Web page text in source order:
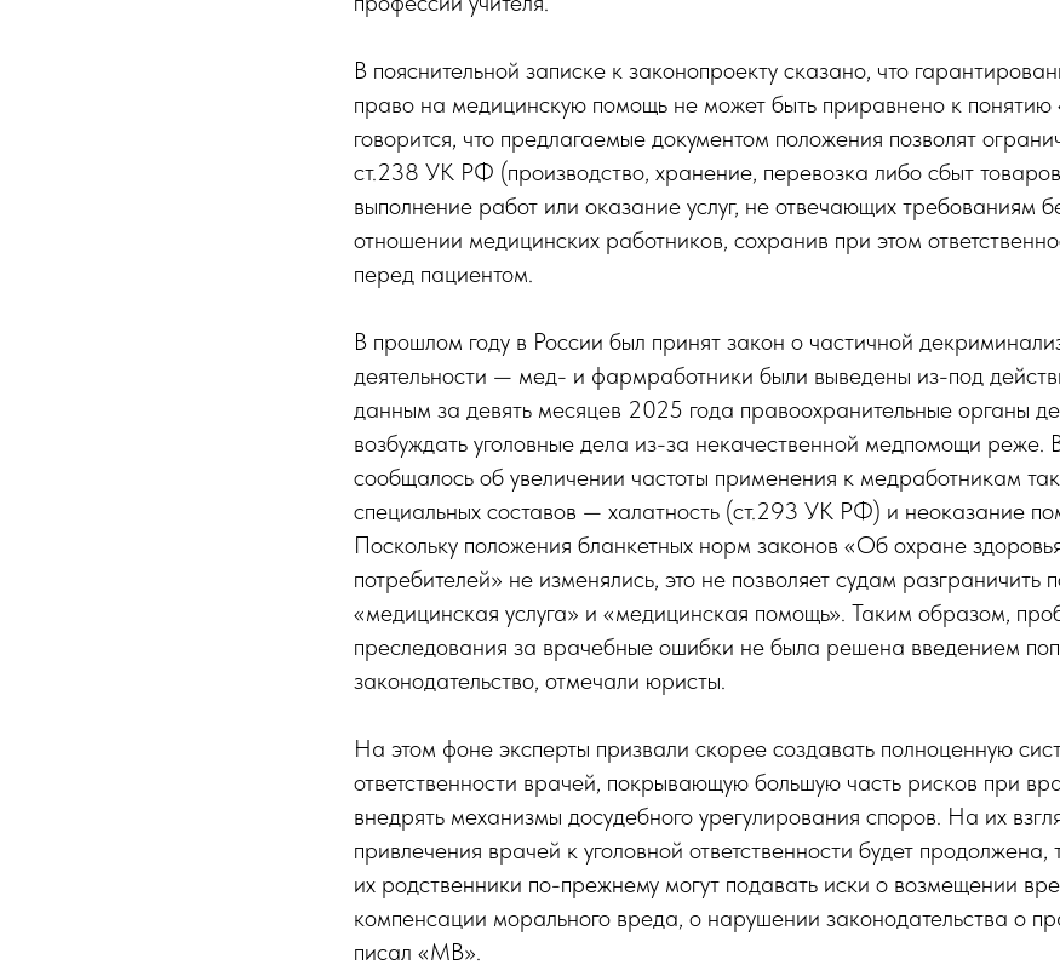
В пояснительной записке к законопроекту сказано, что
право на медицинскую помощь не может быть приравнено к понятию
говорится, что предлагаемые документом положения позволят
ст.238 УК РФ (производство, хранение, перевозка либо сбыт
выполнение работ или оказание услуг, не отвечающих требованиям
отношении медицинских работников, сохранив при этом
перед пациентом.
В прошлом году в России был принят закон о частичной
деятельности — мед- и фармработники были выведены из-под
данным за девять месяцев 2025 года правоохранительные органы
возбуждать уголовные дела из-за некачественной медпомощи реже.
сообщалось об увеличении частоты применения к медработникам
специальных составов — халатность (ст.293 УК РФ) и неоказание
Поскольку положения бланкетных норм законов «Об охране
потребителей» не изменялись, это не позволяет судам разграничить
«медицинская услуга» и «медицинская помощь». Таким образом,
преследования за врачебные ошибки не была решена введением
законодательство, отмечали юристы.
На этом фоне эксперты призвали скорее создавать полноценную
ответственности врачей, покрывающую большую часть рисков при
внедрять механизмы досудебного урегулирования споров. На их
привлечения врачей к уголовной ответственности будет
их родственники по-прежнему могут подавать иски о возмещении
компенсации морального вреда, о нарушении законодательства о
писал «МВ».